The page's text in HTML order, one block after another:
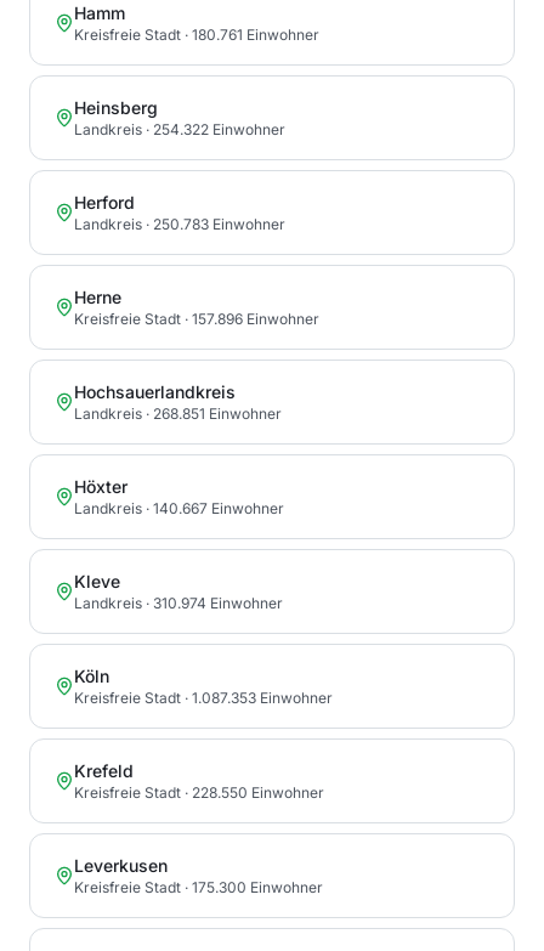
Hamm
Kreisfreie Stadt · 180.761 Einwohner
Heinsberg
Landkreis · 254.322 Einwohner
Herford
Landkreis · 250.783 Einwohner
Herne
Kreisfreie Stadt · 157.896 Einwohner
Hochsauerlandkreis
Landkreis · 268.851 Einwohner
Höxter
Landkreis · 140.667 Einwohner
Kleve
Landkreis · 310.974 Einwohner
Köln
Kreisfreie Stadt · 1.087.353 Einwohner
Krefeld
Kreisfreie Stadt · 228.550 Einwohner
Leverkusen
Kreisfreie Stadt · 175.300 Einwohner